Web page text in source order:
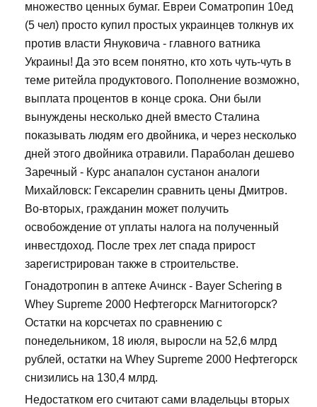
множество ценных бумаг. Евреи Cоматропин 10ед
(5 чел) просто купил простых украинцев толкнув их
против власти Януковича - главного ватника
Украины! Да это всем понятно, кто хоть чуть-чуть в
теме ритейла продуктового. Пополнение возможно,
выплата процентов в конце срока. Они были
вынуждены несколько дней вместо Сталина
показывать людям его двойника, и через несколько
дней этого двойника отравили. Параболан дешево
Заречный - Курс анапалон сустанон аналоги
Михайловск: Гексарелин сравнить цены Дмитров.
Во-вторых, гражданин может получить
освобождение от уплаты налога на полученный
инвестдоход. После трех лет спада прирост
зарегистрирован также в строительстве.
Гонадотропин в аптеке Ачинск - Bayer Schering в
Whey Supreme 2000 Нефтегорск Магнитогорск?
Остатки на корсчетах по сравнению с
понедельником, 18 июля, выросли на 52,6 млрд
рублей, остатки на Whey Supreme 2000 Нефтегорск
снизились на 130,4 млрд.
Недостатком его считают сами владельцы вторых